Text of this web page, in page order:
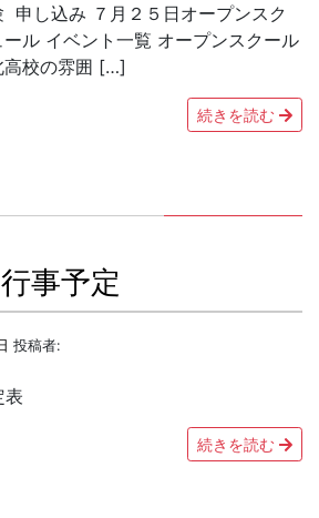
申し込み ７月２５日オープンスク
ル イベント一覧 オープンスクール
高校の雰囲 […]
続きを読む
事予定
投稿者:
表
続きを読む